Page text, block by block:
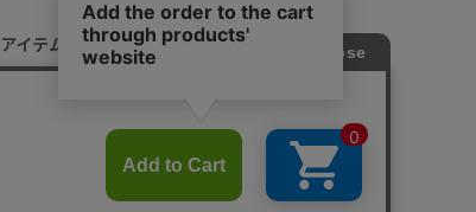
イテム一覧はこちらから